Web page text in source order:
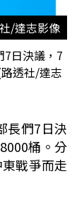
/達志影像
7日決議，7
透社/達志
長們7日決
桶。分
戰爭而走